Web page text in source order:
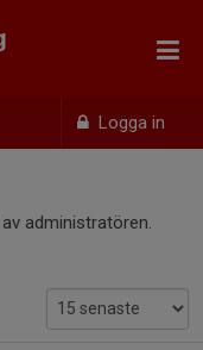
Logga in
administratören.